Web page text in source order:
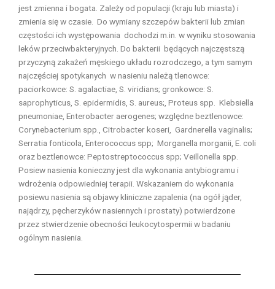
jest zmienna i bogata. Zależy od populacji (kraju lub miasta) i
zmienia się w czasie. Do wymiany szczepów bakterii lub zmian
częstości ich występowania dochodzi m.in. w wyniku stosowania
leków przeciwbakteryjnych. Do bakterii będących najczęstszą
przyczyną zakażeń męskiego układu rozrodczego, a tym samym
najczęściej spotykanych w nasieniu należą tlenowce:
paciorkowce: S. agalactiae, S. viridians; gronkowce: S.
saprophyticus, S. epidermidis, S. aureus;, Proteus spp. Klebsiella
pneumoniae, Enterobacter aerogenes; względne beztlenowce:
Corynebacterium spp., Citrobacter koseri, Gardnerella vaginalis;
Serratia fonticola, Enterococcus spp; Morganella morganii, E. coli
oraz beztlenowce: Peptostreptococcus spp; Veillonella spp.
Posiew nasienia konieczny jest dla wykonania antybiogramu i
wdrożenia odpowiedniej terapii. Wskazaniem do wykonania
posiewu nasienia są objawy kliniczne zapalenia (na ogół jąder,
najądrzy, pęcherzyków nasiennych i prostaty) potwierdzone
przez stwierdzenie obecności leukocytospermii w badaniu
ogólnym nasienia.